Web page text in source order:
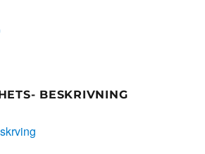
BESKRIVNING